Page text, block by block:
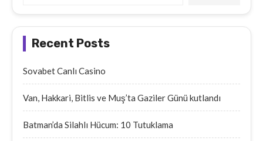
Recent Posts
Sovabet Canlı Casino
Van, Hakkari, Bitlis ve Muş’ta Gaziler Günü kutlandı
Batman’da Silahlı Hücum: 10 Tutuklama